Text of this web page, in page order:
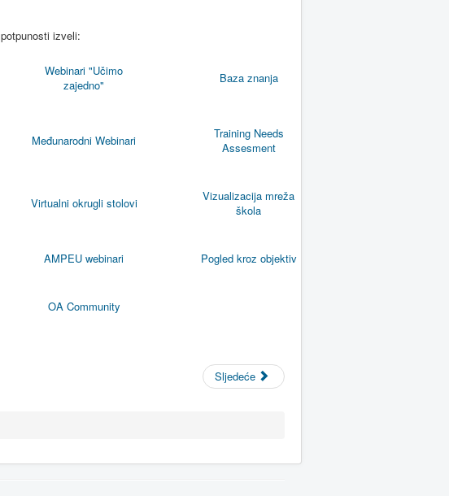
potpunosti izveli:
Webinari "Učimo
zajedno" Baza znanja
Međunarodni Webinari
Training Needs
Assesment
Virtualni okrugli stolovi
Vizualizacija mreža
škola
AMPEU webinari Pogled kroz objektiv
OA Community
Sljedeće